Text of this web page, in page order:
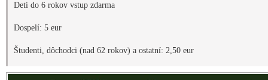
Deti do 6 rokov vstup zdarma
Dospelí: 5 eur
Študenti, dôchodci (nad 62 rokov) a ostatní: 2,50 eur